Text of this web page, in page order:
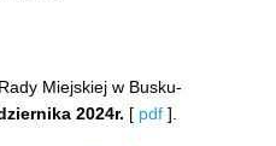
Miejskiej w Busku-
2024r. [ pdf ].